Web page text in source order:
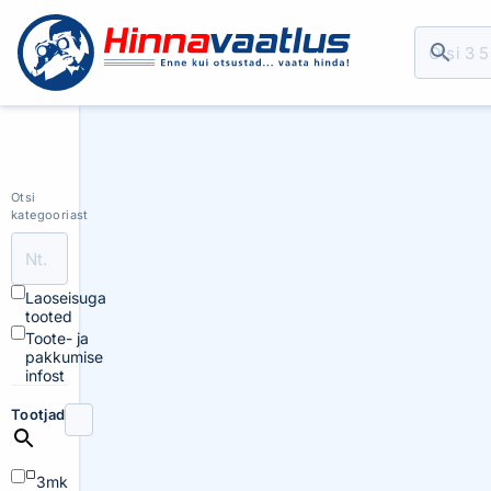
Otsi
kategooriast
Laoseisuga
tooted
Toote- ja
pakkumise
infost
Tootjad
3mk